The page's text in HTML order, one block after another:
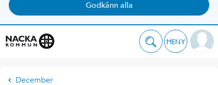
Godkänn alla
MENY
December